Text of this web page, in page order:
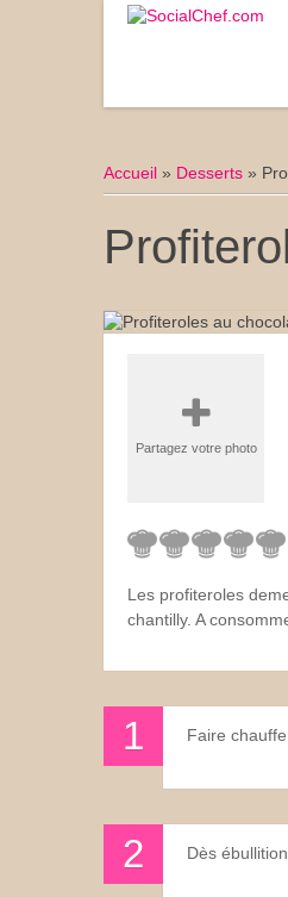
Accueil » Desserts »
Partagez votre photo
Les profiteroles
chantilly. A
Faire
Dès